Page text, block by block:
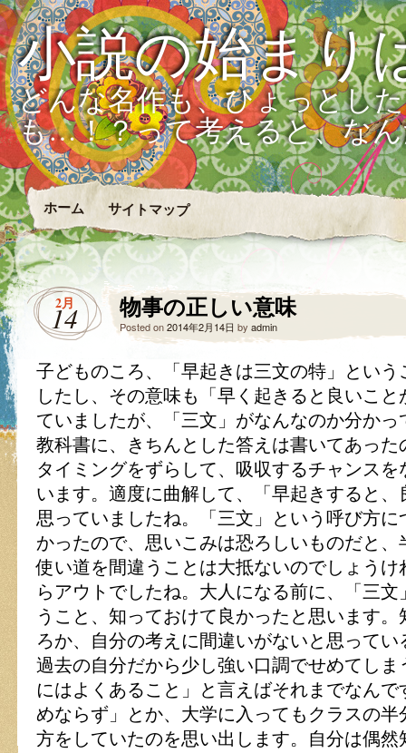
小説の始まり
どんな名作も、ひょっとし
も…！？って考えると、な
ホーム サイトマップ
2月
14 物事の正しい意味
Posted on2014年2月14日 by admin
子どものころ、「早起きは三文の特」とい
したし、その意味も「早く起きると良いこ
ていましたが、「三文」がなんなのか分か
教科書に、きちんとした答えは書いてあっ
タイミングをずらして、吸収するチャンス
います。適度に曲解して、「早起きすると
思っていましたね。「三文」という呼び方
かったので、思いこみは恐ろしいものだと
使い道を間違うことは大抵ないのでしょう
らアウトでしたね。大人になる前に、「三
うこと、知っておけて良かったと思います
ろか、自分の考えに間違いがないと思って
過去の自分だから少し強い口調でせめてし
にはよくあること」と言えばそれまでなん
めならず」とか、大学に入ってもクラスの
方をしていたのを思い出します。自分は偶